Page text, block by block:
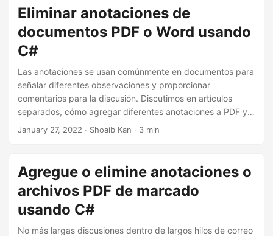
Java
Eliminar anotaciones de
documentos PDF o Word usando
C#
Las anotaciones se usan comúnmente en documentos para
señalar diferentes observaciones y proporcionar
comentarios para la discusión. Discutimos en artículos
separados, cómo agregar diferentes anotaciones a PDF y
Documentos de Word usando C#. Hoy, este artículo analiza
January 27, 2022 · Shoaib Kan · 3 min
Agregue o elimine anotaciones o
archivos PDF de marcado
usando C#
No más largas discusiones dentro de largos hilos de correo